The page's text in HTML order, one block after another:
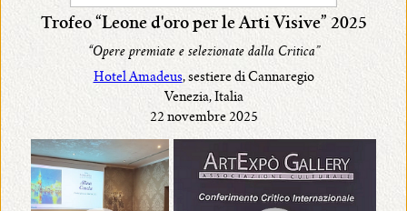
Trofeo “Leone d'oro per le Arti Visive” 2025
“Opere premiate e selezionate dalla Critica”
Hotel Amadeus, sestiere di Cannaregio
Venezia, Italia
22 novembre 2025